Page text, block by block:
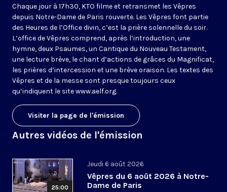
Chaque jour à 17h30, KTO filme et retransmet les Vêpres
depuis Notre-Dame de Paris rouverte. Les Vêpres font partie
des Heures de l’Office divin, c’est la prière solennelle du soir.
L’office de Vêpres comprend, après l’introduction, une
hymne, deux Psaumes, un Cantique du Nouveau Testament,
une lecture brève, le chant d’actions de grâces du Magnificat,
les prières d’intercession et une brève oraison. Les textes des
Vêpres et de la messe sont presque toujours ceux
qu’indiquent le sitewww.aelf.org.
Visiter la page de l'émission
Autres vidéos de l'émission
25:00
Jeudi 6 août 2026
Vêpres du 6 août 2026 à Notre-
Dame de Paris